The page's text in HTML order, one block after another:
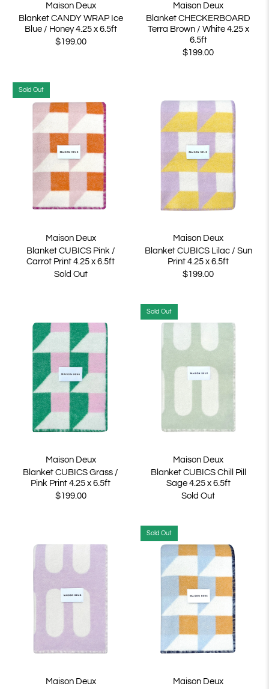
Maison Deux
Blanket CANDY WRAP Ice
Blue / Honey 4.25 x 6.5ft
$199.00
Maison Deux
Blanket CHECKERBOARD
Terra Brown / White 4.25 x
6.5ft
$199.00
Sold Out
Maison Deux
Blanket CUBICS Pink /
Carrot Print 4.25 x 6.5ft
Sold Out
Maison Deux
Blanket CUBICS Lilac / Sun
Print 4.25 x 6.5ft
$199.00
Maison Deux
Blanket CUBICS Grass /
Pink Print 4.25 x 6.5ft
$199.00
Sold Out
Maison Deux
Blanket CUBICS Chill Pill
Sage 4.25 x 6.5ft
Sold Out
Maison Deux
Sold Out
Maison Deux